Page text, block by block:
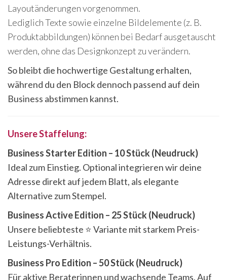
Layoutänderungen vorgenommen.
Lediglich Texte sowie einzelne Bildelemente (z. B.
Produktabbildungen) können bei Bedarf ausgetauscht
werden, ohne das Designkonzept zu verändern.
So bleibt die hochwertige Gestaltung erhalten,
während du den Block dennoch passend auf dein
Business abstimmen kannst.
Unsere Staffelung:
Business Starter Edition – 10 Stück (Neudruck)
Ideal zum Einstieg. Optional integrieren wir deine
Adresse direkt auf jedem Blatt, als elegante
Alternative zum Stempel.
Business Active Edition – 25 Stück (Neudruck)
Unsere beliebteste ⭐️ Variante mit starkem Preis-
Leistungs-Verhältnis.
Business Pro Edition – 50 Stück (Neudruck)
Für aktive Beraterinnen und wachsende Teams. Auf